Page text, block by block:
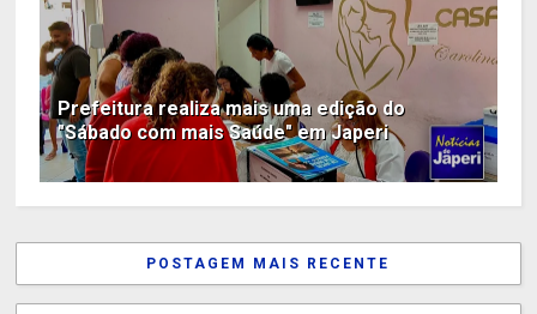
Prefeitura realiza mais uma edição do
"Sábado com mais Saúde" em Japeri
POSTAGEM MAIS RECENTE